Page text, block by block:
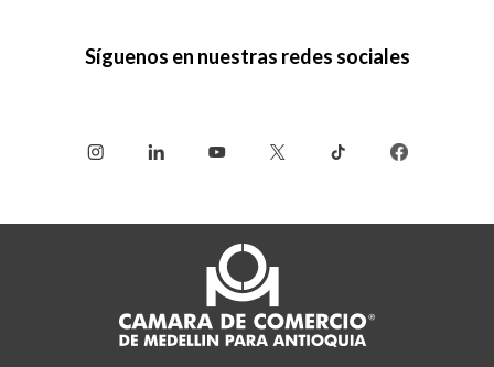
Síguenos en nuestras redes sociales